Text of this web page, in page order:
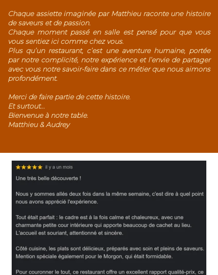
Chaque assiette imaginée par Matthieu raconte une histoire
de saveurs et de passion.
Chaque moment passé en salle est pensé pour que vous
vous sentiez ici comme chez vous.
Plus qu’un restaurant, c’est une aventure humaine, portée
par notre complicité, notre expérience et l’envie de partager
avec vous notre savoir-faire dans ce métier que nous aimons
profondément.
Merci de faire partie de cette histoire.
Et surtout...
Bienvenue à notre table.
Matthieu & Audrey